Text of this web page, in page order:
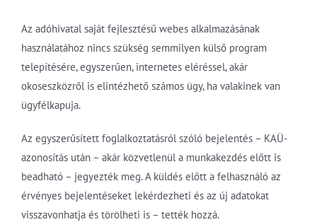
Az adóhivatal saját fejlesztésű webes alkalmazásának
használatához nincs szükség semmilyen külső program
telepítésére, egyszerűen, internetes eléréssel, akár
okoseszközről is elintézhető számos ügy, ha valakinek van
ügyfélkapuja.
Az egyszerűsített foglalkoztatásról szóló bejelentés – KAÜ-
azonosítás után – akár közvetlenül a munkakezdés előtt is
beadható – jegyezték meg. A küldés előtt a felhasználó az
érvényes bejelentéseket lekérdezheti és az új adatokat
visszavonhatja és törölheti is – tették hozzá.